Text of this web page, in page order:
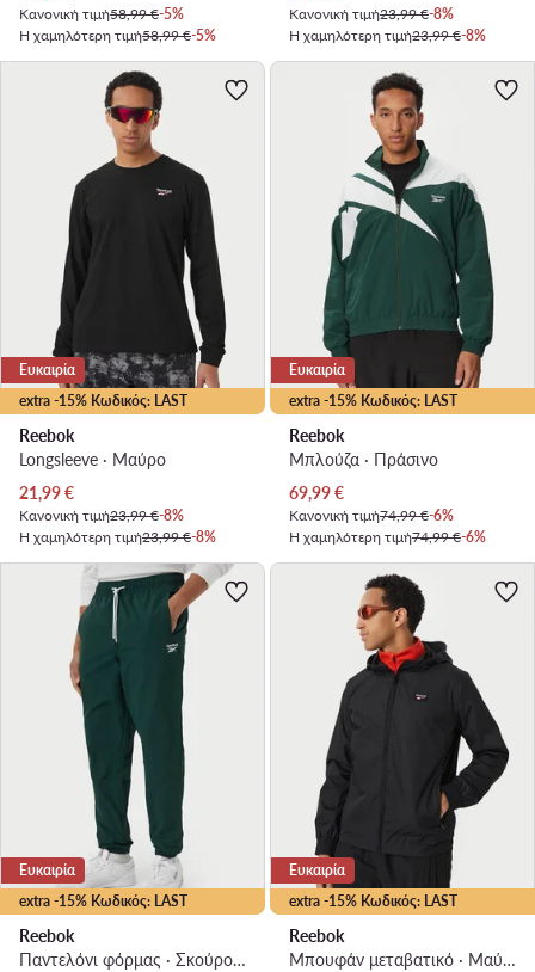
Κανονική τιμή58,99 €-5%
Η χαμηλότερη τιμή58,99 €-5%
Κανονική τιμή23,99 €-8%
Η χαμηλότερη τιμή23,99 €-8%
extra -15% Κωδικός: LAST
Ευκαιρία
Reebok
Longsleeve · Μαύρο
Τρέχουσα τιμή
21,99€
Κανονική τιμή23,99 €-8%
Η χαμηλότερη τιμή23,99 €-8%
extra -15% Κωδικός: LAST
Ευκαιρία
Reebok
Μπλούζα · Πράσινο
Τρέχουσα τιμή
69,99€
Κανονική τιμή74,99 €-6%
Η χαμηλότερη τιμή74,99 €-6%
extra -15% Κωδικός: LAST
Ευκαιρία
Reebok
Παντελόνι φόρμας · Σκούρο πράσινο · Regular Fit
extra -15% Κωδικός: LAST
Ευκαιρία
Reebok
Μπουφάν μεταβατικό · Μαύρο